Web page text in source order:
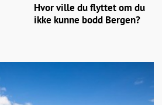
Hvor ville du flyttet om du
ikke kunne bodd Bergen?